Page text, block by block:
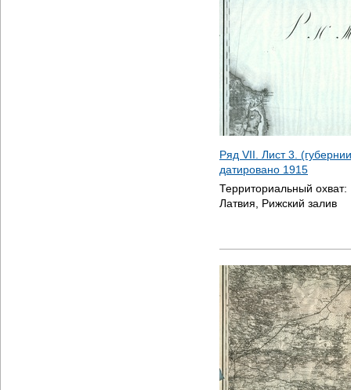
Ряд VII. Лист 3.
датировано 1915
Территориальный охват:
Латвия, Рижский залив